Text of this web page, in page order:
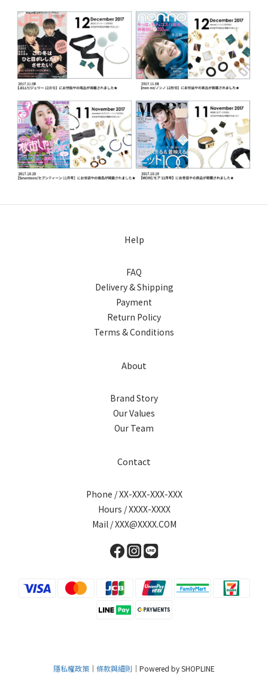
Help
FAQ
Delivery & Shipping
Payment
Return Policy
Terms & Conditions
About
Brand Story
Our Values
Our Team
Contact
Phone / XX-XXX-XXX-XXX
Hours / XXXX-XXXX
Mail / XXX@XXXX.COM
隱私權政策 ｜ 條款與細則 ｜Powered by SHOPLINE